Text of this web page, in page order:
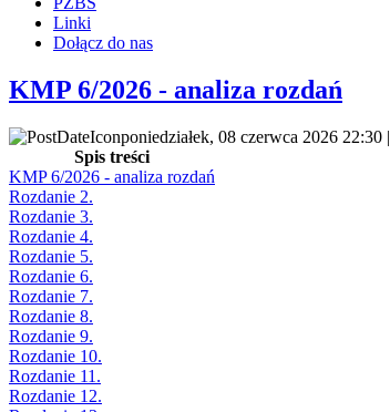
Linki
Dołącz do nas
KMP 6/2026 - analiza rozdań
poniedziałek, 08 czerwca 2026 22:30 |
Spis treści
KMP 6/2026 - analiza rozdań
Rozdanie 2.
Rozdanie 3.
Rozdanie 4.
Rozdanie 5.
Rozdanie 6.
Rozdanie 7.
Rozdanie 8.
Rozdanie 9.
Rozdanie 10.
Rozdanie 11.
Rozdanie 12.